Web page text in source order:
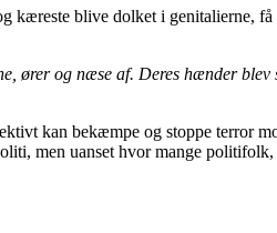
kæreste blive dolket i genitalierne,
ører og næse af. Deres hænder
kan bekæmpe og stoppe terror
men uanset hvor mange